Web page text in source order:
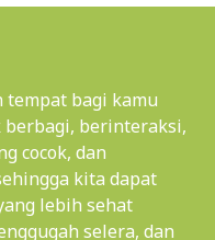
tempat bagi kamu
berbagi, berinteraksi,
cocok, dan
kita dapat
lebih sehat
selera, dan